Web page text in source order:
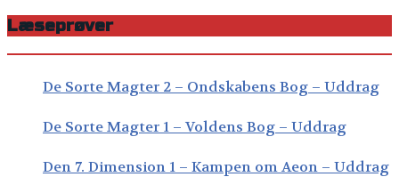
Læseprøver
De Sorte Magter 2 – Ondskabens Bog – Uddrag
De Sorte Magter 1 – Voldens Bog – Uddrag
Den 7. Dimension 1 – Kampen om Aeon – Uddrag